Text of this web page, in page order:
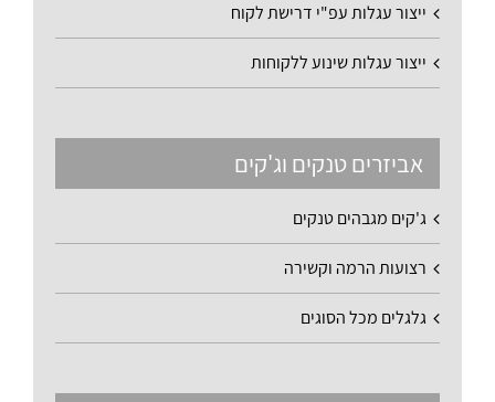
ייצור עגלות עפ"י דרישת לקוח
ייצור עגלות שינוע ללקוחות
אביזרים טנקים וג'קים
ג'קים מגבהים טנקים
רצועות הרמה וקשירה
גלגלים מכל הסוגים